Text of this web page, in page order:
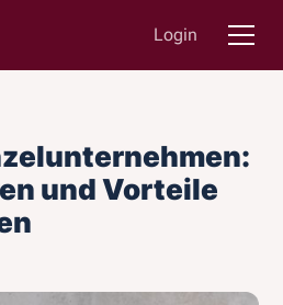
Login
und Vorteile